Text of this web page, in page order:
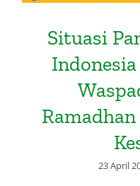
Situasi
23 April